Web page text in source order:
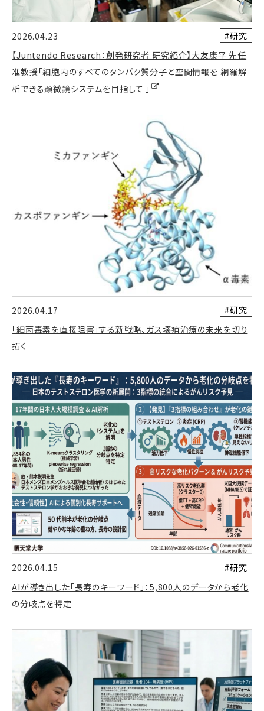
2026.04.23
#研究
【Juntendo Research：創発研究者 研究紹介】大友康平 先任
准教授「細胞内のすべてのタンパク質分子と空間情報を 網羅解
析できる顕微鏡システムを目指して 」
2026.04.17
#研究
「細菌毒素を直接阻害」する新戦略、ガス壊疽治療の未来を切り
拓く
2026.04.15
#研究
AIが導き出した「長寿のキーワード」：5,800人のデータから老化
の分岐点を特定